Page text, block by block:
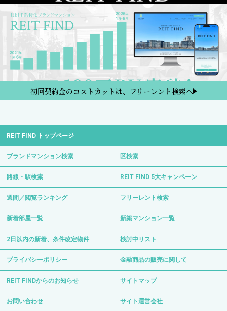
初回契約金のコストカットは、フリーレント検索へ
REIT FIND トップページ
ブランドマンション検索 区検索
路線・駅検索 REIT FIND 5大キャンペーン
週間／閲覧ランキング フリーレント検索
新着部屋一覧 新築マンション一覧
2日以内の新着、条件改定物件 検討中リスト
プライバシーポリシー 金融商品の販売に関して
REIT FINDからのお知らせ サイトマップ
お問い合わせ サイト運営会社